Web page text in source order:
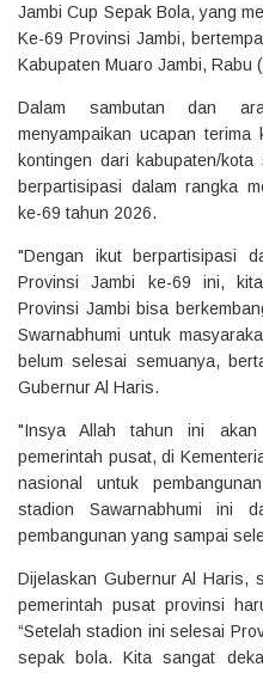
Jambi Cup Sepak Bola, yang
Ke-69 Provinsi Jambi,
Kabupaten Muaro Jambi, Rabu
Dalam sambutan dan
menyampaikan ucapan
kontingen dari kabupaten/
berpartisipasi dalam rangka
ke-69 tahun 2026.
"Dengan ikut berpartisipasi
Provinsi Jambi ke-69 ini,
Provinsi Jambi bisa
Swarnabhumi untuk
belum selesai semuanya,
Gubernur Al Haris.
"Insya Allah tahun ini
pemerintah pusat, di
nasional untuk
stadion Sawarnabhumi ini
pembangunan yang sampai
Dijelaskan Gubernur Al Haris,
pemerintah pusat provinsi
“Setelah stadion ini selesai
sepak bola. Kita sangat